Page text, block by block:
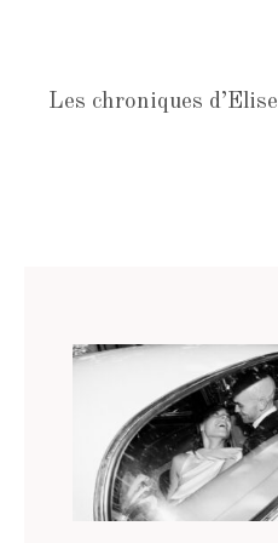
Les chroniques d’Elise